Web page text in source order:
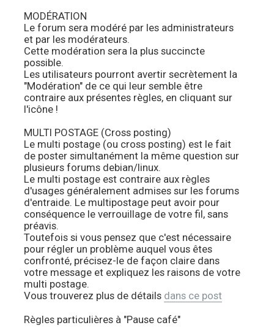
MODÉRATION
Le forum sera modéré par les administrateurs
et par les modérateurs.
Cette modération sera la plus succincte
possible.
Les utilisateurs pourront avertir secrètement la
"Modération" de ce qui leur semble être
contraire aux présentes règles, en cliquant sur
l'icône !
MULTI POSTAGE (Cross posting)
Le multi postage (ou cross posting) est le fait
de poster simultanément la même question sur
plusieurs forums debian/linux.
Le multi postage est contraire aux règles
d'usages généralement admises sur les forums
d'entraide. Le multipostage peut avoir pour
conséquence le verrouillage de votre fil, sans
préavis.
Toutefois si vous pensez que c'est nécessaire
pour régler un problème auquel vous êtes
confronté, précisez-le de façon claire dans
votre message et expliquez les raisons de votre
multi postage.
Vous trouverez plus de détails dans ce post
Règles particulières à "Pause café"